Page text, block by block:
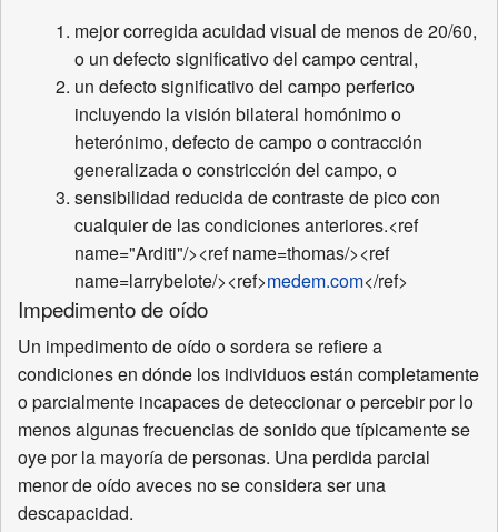
mejor corregida acuidad visual de menos de 20/60,
o un defecto significativo del campo central,
un defecto significativo del campo perferico
incluyendo la visión bilateral homónimo o
heterónimo, defecto de campo o contracción
generalizada o constricción del campo, o
sensibilidad reducida de contraste de pico con
cualquier de las condiciones anteriores.<ref
name="Arditi"/><ref name=thomas/><ref
name=larrybelote/><ref>medem.com</ref>
Impedimento de oído
Un impedimento de oído o sordera se refiere a
condiciones en dónde los individuos están completamente
o parcialmente incapaces de deteccionar o percebir por lo
menos algunas frecuencias de sonido que típicamente se
oye por la mayoría de personas. Una perdida parcial
menor de oído aveces no se considera ser una
descapacidad.